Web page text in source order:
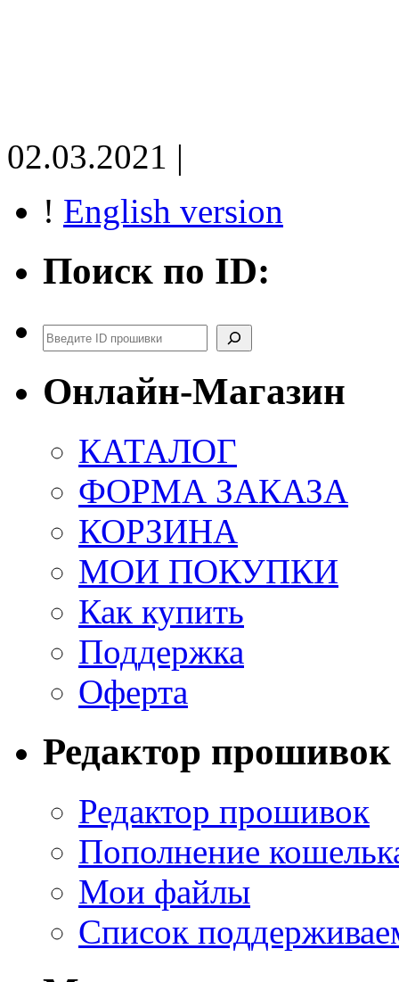
02.03.2021 |
! English version
Поиск по ID:
Поиск
Онлайн-Магазин
КАТАЛОГ
ФОРМА ЗАКАЗА
КОРЗИНА
МОИ ПОКУПКИ
Как купить
Поддержка
Оферта
Редактор прошивок
Редактор прошивок
Пополнение
Мои файлы
Список